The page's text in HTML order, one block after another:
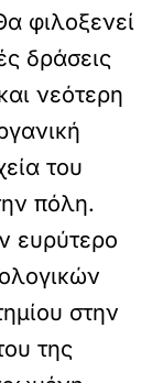
φιλοξενεί
δράσεις
νεότερη
του
πόλη.
ευρύτερο
στην
της